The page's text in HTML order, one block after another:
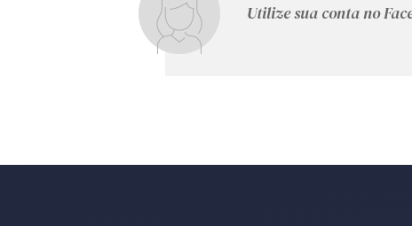
Utilize sua conta no